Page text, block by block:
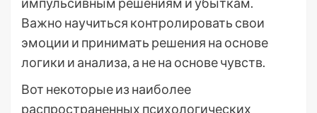
Важно научиться контролировать свои
эмоции и принимать решения на основе
логики и анализа, а не на основе чувств.
Вот некоторые из наиболее
распространенных психологических